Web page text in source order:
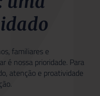
familiares e
é nossa prioridade. Para
atenção e proatividade